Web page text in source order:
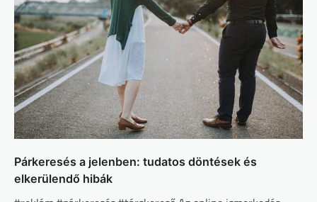
Párkeresés a jelenben: tudatos döntések és
elkerülendő hibák